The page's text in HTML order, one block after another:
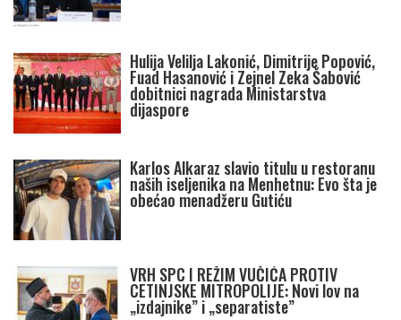
Hulija Velilja Lakonić, Dimitrije Popović,
Fuad Hasanović i Zejnel Zeka Šabović
dobitnici nagrada Ministarstva
dijaspore
Karlos Alkaraz slavio titulu u restoranu
naših iseljenika na Menhetnu: Evo šta je
obećao menadžeru Gutiću
VRH SPC I REŽIM VUČIĆA PROTIV
CETINJSKE MITROPOLIJE: Novi lov na
„izdajnike” i „separatiste”